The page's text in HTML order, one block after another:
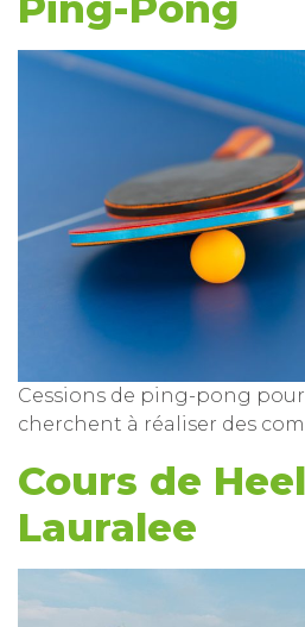
Cessions de ping-pong
cherchent à réaliser des
Cours de
Lauralee